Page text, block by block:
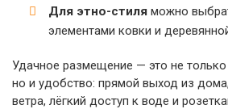
Для этно-стиля можно
элементами ковки и
Удачное размещение — это не только
но и удобство: прямой выход из
ветра, лёгкий доступ к воде и